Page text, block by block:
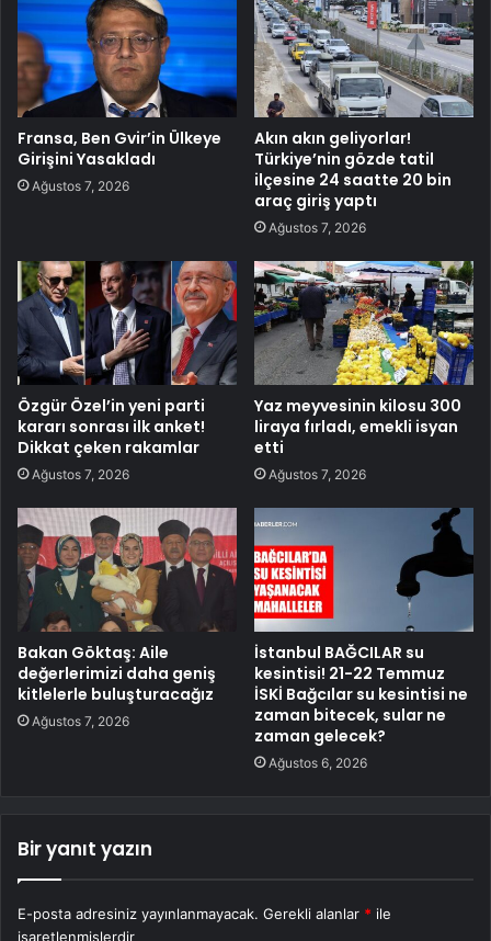
Fransa, Ben Gvir’in Ülkeye
Girişini Yasakladı
Ağustos 7, 2026
Akın akın geliyorlar!
Türkiye’nin gözde tatil
ilçesine 24 saatte 20 bin
araç giriş yaptı
Ağustos 7, 2026
Özgür Özel’in yeni parti
kararı sonrası ilk anket!
Dikkat çeken rakamlar
Ağustos 7, 2026
Yaz meyvesinin kilosu 300
liraya fırladı, emekli isyan
etti
Ağustos 7, 2026
Bakan Göktaş: Aile
değerlerimizi daha geniş
kitlelerle buluşturacağız
Ağustos 7, 2026
İstanbul BAĞCILAR su
kesintisi! 21-22 Temmuz
İSKİ Bağcılar su kesintisi ne
zaman bitecek, sular ne
zaman gelecek?
Ağustos 6, 2026
Bir yanıt yazın
E-posta adresiniz yayınlanmayacak. Gerekli alanlar * ile
işaretlenmişlerdir